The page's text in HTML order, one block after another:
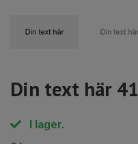
Din text här
I lager.